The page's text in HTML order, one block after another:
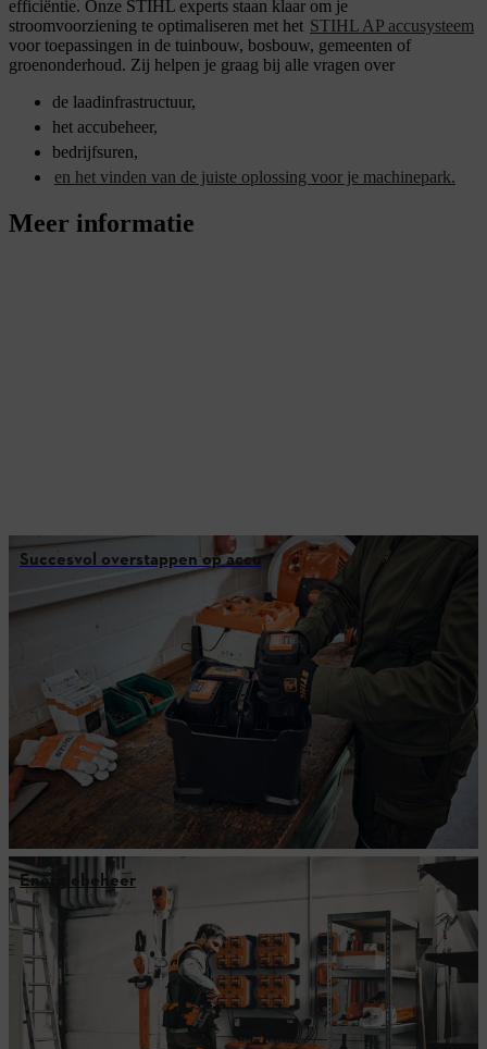
efficiëntie. Onze STIHL experts staan klaar om je
stroomvoorziening te optimaliseren met het STIHL AP accusysteem
voor toepassingen in de tuinbouw, bosbouw, gemeenten of
groenonderhoud. Zij helpen je graag bij alle vragen over
de laadinfrastructuur,
het accubeheer,
bedrijfsuren,
en het vinden van de juiste oplossing voor je machinepark.
Meer informatie
Succesvol overstappen op accu
Energiebeheer